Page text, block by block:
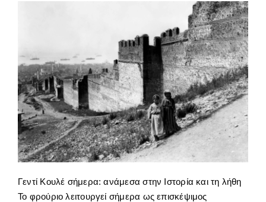
Γεντί Κουλέ σήμερα: ανάμεσα στην Ιστορία και τη λήθη
Το φρούριο λειτουργεί σήμερα ως επισκέψιμος